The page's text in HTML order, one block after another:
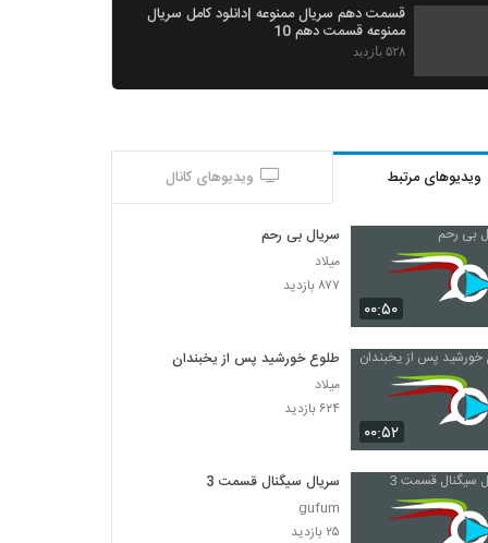
قسمت دهم سریال ممنوعه |دانلود کامل سریال
ممنوعه قسمت دهم 10
۵۲۸ بازدید
قسمت دهم سریال ممنوعه (سریال)(قانونی) |
دانلود قسمت دهم 10 سریال ممنوعه رایگان
۲۸۹ بازدید
قسمت دهم سریال ممنوعه (سریال)(قانونی) |
دانلود قسمت دهم 10 سریال ممنوعه رایگان
۳۷۱ بازدید
قسمت دهم سریال ممنوعه (سریال) (رایگان) |
دانلود قسمت 10 ممنوعه - 10- ده
قسمت یازدهم سریال ممنوعه (سریال) (کامل)|
دانلود قسمت 11 ممنوعه -11- یازده ام HD
ویدیوهای مرتبط ویدیوهای کانال
۰۰:۵۰
سریال بی رحم
میلاد
۸۷۷ بازدید
۰۰:۵۲
طلوع خورشید پس از یخبندان
میلاد
۶۲۴ بازدید
سریال سیگنال قسمت 3
gufum
۲۵ بازدید